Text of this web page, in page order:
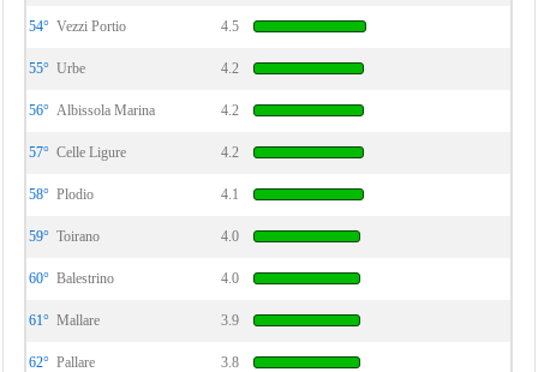
54° Vezzi Portio 4.5
55° Urbe 4.2
56° Albissola Marina 4.2
57° Celle Ligure 4.2
58° Plodio 4.1
59° Toirano 4.0
60° Balestrino 4.0
61° Mallare 3.9
62° Pallare 3.8